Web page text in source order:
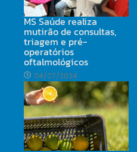
MS Saúde realiza
mutirão de consultas,
triagem e pré-
operatórios
oftalmológicos
04/07/2024